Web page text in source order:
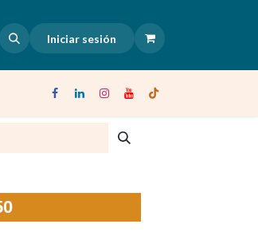
Iniciar sesión